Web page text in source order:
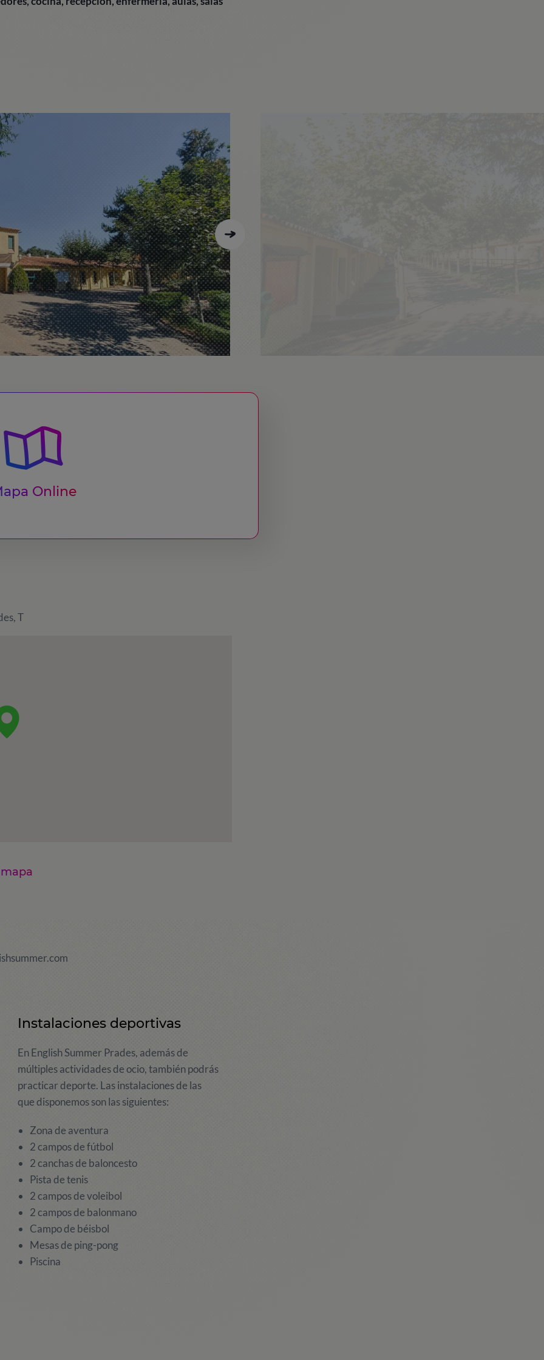
Online
T
Instalaciones deportivas
En English Summer Prades, además de
múltiples actividades de ocio, también podrás
practicar deporte. Las instalaciones de las
que disponemos son las siguientes:
Zona de aventura
2 campos de fútbol
2 canchas de baloncesto
Pista de tenis
2 campos de voleibol
2 campos de balonmano
Campo de béisbol
Mesas de ping-pong
Piscina